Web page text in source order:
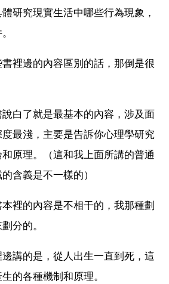
研究現實生活中哪些行為現象，
裡邊的內容區別的話，那倒是很
白了就是最基本的內容，涉及面
最淺，主要是告訴你心理學研究
原理。（這和我上面所講的普通
含義是不一樣的）
本裡的內容是不相干的，我那種劃
分的。
講的是，從人出生一直到死，這
的各種機制和原理。